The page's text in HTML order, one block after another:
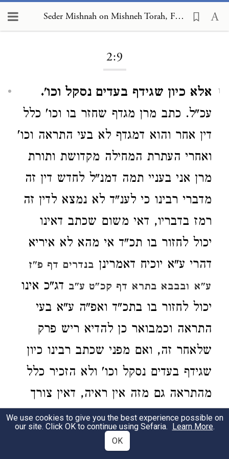
Seder Mishnah on Mishneh Torah, Foreign Worship and Customs of the Nations 2:9
2:9
1
אלא כיון שגידף בעדים נסקל וכו'.
עכ"ל. כתב מרן מגדף שחזר בו וכו' כלל
דין אחר והוא דמגדף לא בעי התראה וכו'
ואחרי העתרת המחילה מקדושת ותורת
מרן אני בעניי תמה דמנ"ל לחדש דין זה
מדברי רבינו כי לענ"ד לא נמצא לדין זה
רמז בדבריו, דאי משום שכתב דאינו
יכול לחזור בו תכ"ד אי מהא לא איריא
דהרי ע"א יוכיח דאמרינן בנדרים דף פ"ז
ע"א ובבבא בתרא דף קכ"ט ע"ב דג"כ אינו
יכול לחזור בו בתכ"ד ואפ"ה ע"א בעי
התראה וכמבואר כן להדיא ריש פרק
שלאחר זה, ואם מפני שכתב רבינו כיון
שגידף בעדים נסקל וכו' ולא הזכיר כלל
מהתראה גם מזה אין ראיה, דאין צורך
לרבינו להזכיר מן ההתראה פה דזהו
מילתא דפשיטא ומבואר מעצמו, שסמך
We use cookies to give you the best experience possible on
our site. Click OK to continue using Sefaria. Learn More.
OK